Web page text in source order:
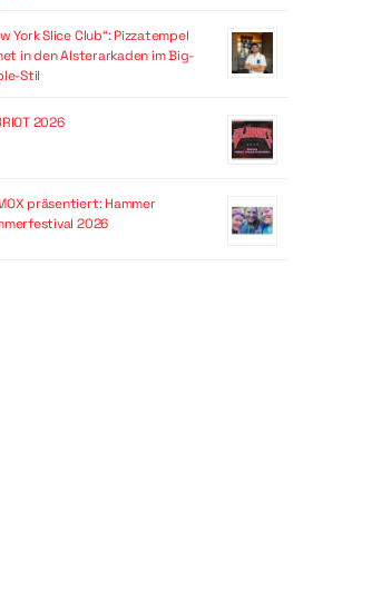
York Slice Club“: Pizzatempel
in den Alsterarkaden im Big-
Stil
2026
präsentiert: Hammer
2026